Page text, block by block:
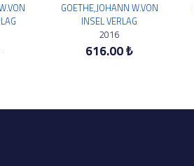
GOETHE,JOHANN W.VON
INSEL VERLAG
2016
616.00 ₺